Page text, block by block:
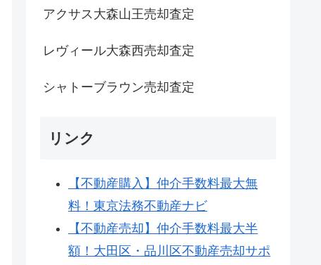
アクサス大森山王売却査定
レヴィール大森西売却査定
シャトーブラウン売却査定
リンク
【不動産購入】仲介手数料最大無
料！東京法務不動産ナビ
【不動産売却】仲介手数料最大半
額！大田区・品川区不動産売却サポ